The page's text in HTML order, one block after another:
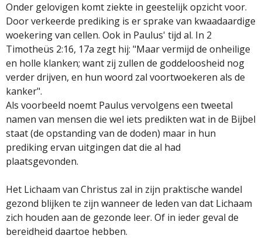
Onder gelovigen komt ziekte in geestelijk opzicht voor.
Door verkeerde prediking is er sprake van kwaadaardige
woekering van cellen. Ook in Paulus' tijd al. In 2
Timotheüs 2:16, 17a zegt hij: "Maar vermijd de onheilige
en holle klanken; want zij zullen de goddeloosheid nog
verder drijven, en hun woord zal voortwoekeren als de
kanker".
Als voorbeeld noemt Paulus vervolgens een tweetal
namen van mensen die wel iets predikten wat in de Bijbel
staat (de opstanding van de doden) maar in hun
prediking ervan uitgingen dat die al had
plaatsgevonden.
Het Lichaam van Christus zal in zijn praktische wandel
gezond blijken te zijn wanneer de leden van dat Lichaam
zich houden aan de gezonde leer. Of in ieder geval de
bereidheid daartoe hebben.